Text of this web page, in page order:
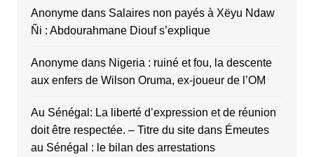
Anonymedans Salaires non payés à Xëyu Ndaw
Ñi : Abdourahmane Diouf s’explique
Anonymedans Nigeria : ruiné et fou, la descente
aux enfers de Wilson Oruma, ex-joueur de l’OM
Au Sénégal: La liberté d’expression et de réunion
doit être respectée. – Titre du sitedans Émeutes
au Sénégal : le bilan des arrestations